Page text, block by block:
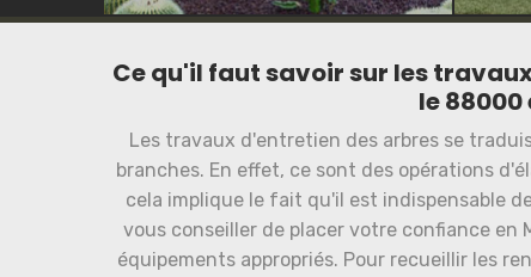
Ce qu'il faut savoir sur les
le 88000
Les travaux d'entretien des arbres se
branches. En effet, ce sont des opérations
cela implique le fait qu'il est indispensable
vous conseiller de placer votre confiance en
équipements appropriés. Pour recueillir les